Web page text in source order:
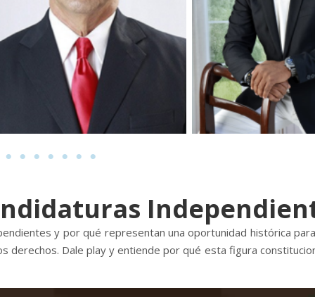
y por qué representan una oportunidad histórica
Dale play y entiende por qué esta figura